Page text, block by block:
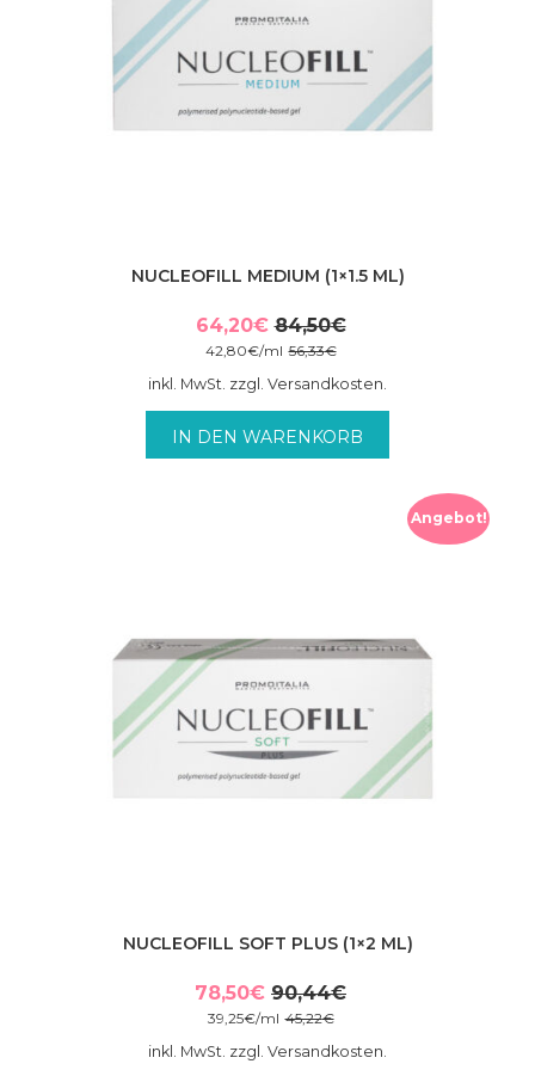
NUCLEOFILL MEDIUM (1×1.5 ML)
84,50€
Ursprünglicher
war:
64,20€
Aktueller
ist:
56,33€
42,80€/ml
inkl. MwSt. zzgl. Versandkosten.
IN DEN WARENKORB
Angebot!
NUCLEOFILL SOFT PLUS (1×2 ML)
90,44€
Ursprünglicher
war:
78,50€
Aktueller
ist:
45,22€
39,25€/ml
inkl. MwSt. zzgl. Versandkosten.